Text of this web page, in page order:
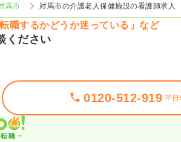
馬市 対馬市の介護老人保健施設の看護師求人
職するかどうか迷っている」など
ください
0120-512-919 平